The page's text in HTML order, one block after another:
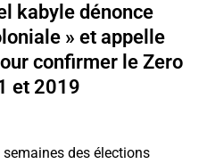
kabyle dénonce
» et appelle
confirmer le Zero
et 2019
des élections